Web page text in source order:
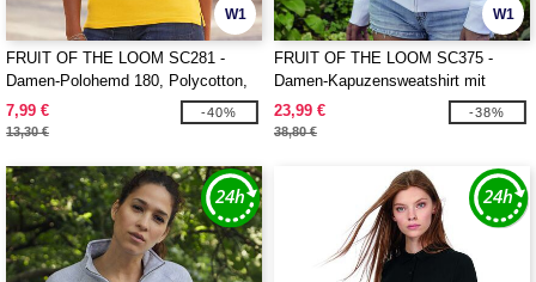
W1
FRUIT OF THE LOOM SC281 -
Damen-Polohemd 180, Polycotton,
waschbar bis 60 °C
7,99 €
13,30 €
-40%
W1
FRUIT OF THE LOOM SC375 -
Damen-Kapuzensweatshirt mit
durchgehendem Reißverschluss
23,99 €
38,80 €
-38%